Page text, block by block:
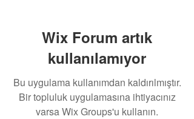
Wix Forum artık
kullanılamıyor
Bu uygulama kullanımdan kaldırılmıştır.
Bir topluluk uygulamasına ihtiyacınız
varsa Wix Groups'u kullanın.